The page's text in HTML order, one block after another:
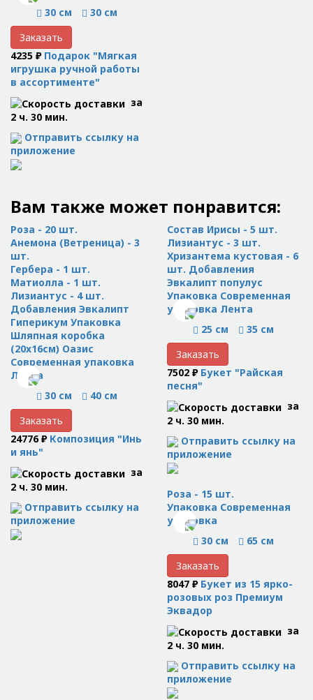
30 см
30 см
Заказать
4235 ₽ Подарок "Мягкая
игрушка ручной работы
в ассортименте"
за
2 ч. 30 мин.
Отправить ссылку на
приложение
Вам также может понравится:
Роза - 20 шт.
Анемона (Ветреница) - 3
шт.
Гербера - 1 шт.
Матиолла - 1 шт.
Лизиантус - 4 шт.
Добавления Эвкалипт
Гиперикум Упаковка
Шляпная коробка
(20x16см) Оазис
Современная упаковка
Лента
30 см
40 см
Заказать
24776 ₽ Композиция "Инь
и янь"
за
2 ч. 30 мин.
Отправить ссылку на
приложение
Состав Ирисы - 5 шт.
Лизиантус - 3 шт.
Хризантема кустовая - 6
шт. Добавления
Эвкалипт популус
Упаковка Современная
упаковка Лента
25 см
35 см
Заказать
7502 ₽ Букет "Райская
песня"
за
2 ч. 30 мин.
Отправить ссылку на
приложение
Роза - 15 шт.
Упаковка Современная
упаковка
30 см
65 см
Заказать
8047 ₽ Букет из 15 ярко-
розовых роз Премиум
Эквадор
за
2 ч. 30 мин.
Отправить ссылку на
приложение